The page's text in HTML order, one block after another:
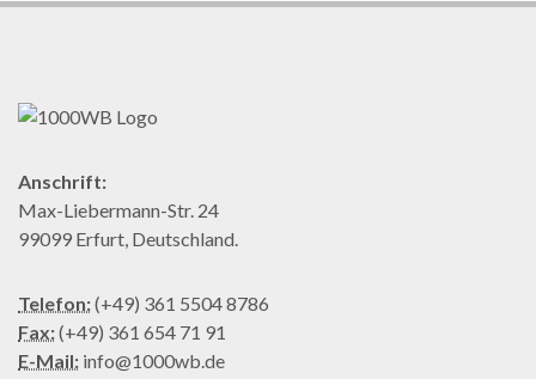
Anschrift:
Max-Liebermann-Str. 24
99099 Erfurt, Deutschland.
Telefon:(+49) 361 5504 8786
Fax:(+49) 361 654 71 91
E-Mail: info@1000wb.de